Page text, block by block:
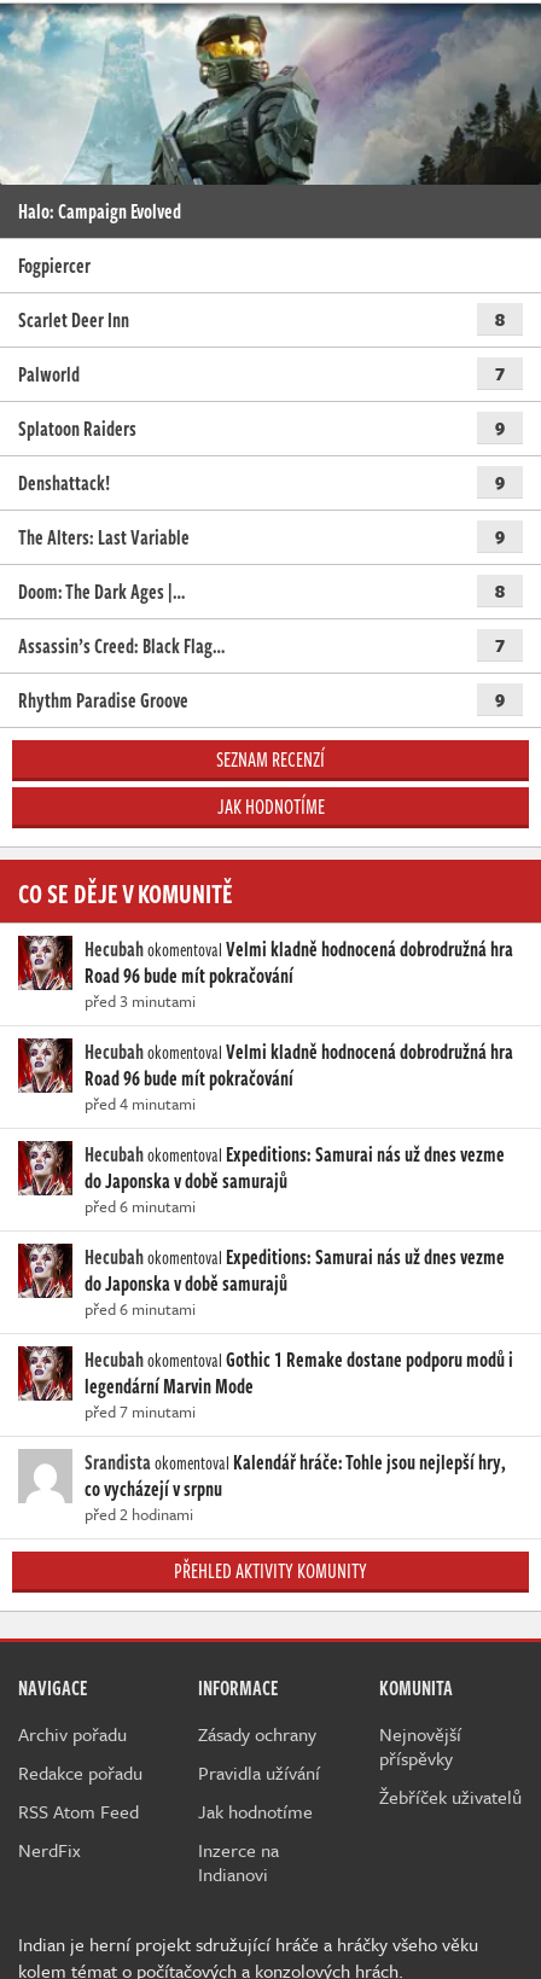
Halo: Campaign Evolved
Fogpiercer
Scarlet Deer Inn
8
Palworld 7
Splatoon Raiders 9
Denshattack! 9
The Alters: Last Variable 9
Doom: The Dark Ages |… 8
Assassin’s Creed: Black Flag… 7
Rhythm Paradise Groove 9
SEZNAM RECENZÍ
JAK HODNOTÍME
CO SE DĚJE V KOMUNITĚ
HecubahokomentovalVelmi kladně hodnocená dobrodružná hra
Road 96 bude mít pokračování
před 3 minutami
HecubahokomentovalVelmi kladně hodnocená dobrodružná hra
Road 96 bude mít pokračování
před 4 minutami
Hecubahokomentoval Expeditions: Samurai nás už dnes vezme
do Japonska v době samurajů
před 6 minutami
Hecubahokomentoval Expeditions: Samurai nás už dnes vezme
do Japonska v době samurajů
před 6 minutami
HecubahokomentovalGothic 1 Remake dostane podporu modů i
legendární Marvin Mode
před 7 minutami
Srandistaokomentoval Kalendář hráče: Tohle jsou nejlepší hry,
co vycházejí v srpnu
před 2 hodinami
PŘEHLED AKTIVITY KOMUNITY
NAVIGACE
Archiv pořadu
Redakce pořadu
RSS Atom Feed
NerdFix
INFORMACE
Zásady ochrany
Pravidla užívání
Jak hodnotíme
Inzerce na
Indianovi
KOMUNITA
Nejnovější
příspěvky
Žebříček uživatelů
Indian je herní projekt sdružující hráče a hráčky všeho věku
kolem témat o počítačových a konzolových hrách.